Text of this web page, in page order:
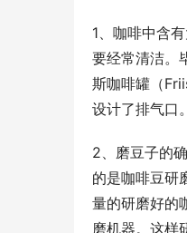
1、咖啡中含
要经常清洁。
斯咖啡罐（
设计了排气口。
2、磨豆子的
的是咖啡豆研
量的研磨好的
磨机器。这样